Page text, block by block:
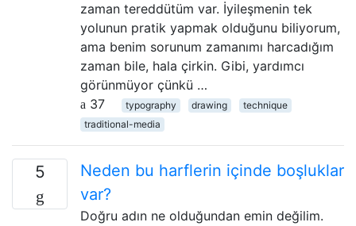
zaman tereddütüm var. İyileşmenin tek
yolunun pratik yapmak olduğunu biliyorum,
ama benim sorunum zamanımı harcadığım
zaman bile, hala çirkin. Gibi, yardımcı
görünmüyor çünkü …
37
typography drawing
technique
traditional-media
5
Neden bu harflerin içinde boşluklar
var?
Doğru adın ne olduğundan emin değilim.